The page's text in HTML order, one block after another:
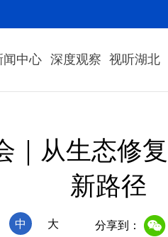
闻中心 深度观察 视听湖北
｜从生态修
新路径
中 大 分享到：